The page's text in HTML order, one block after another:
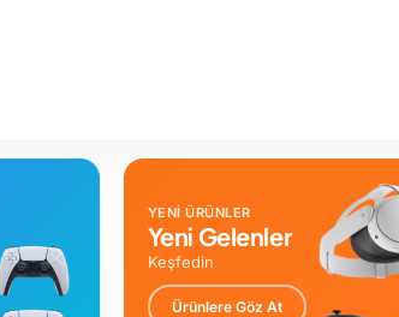
YENİ ÜRÜNLER
Yeni Gelenler
Keşfedin
Ürünlere Göz At